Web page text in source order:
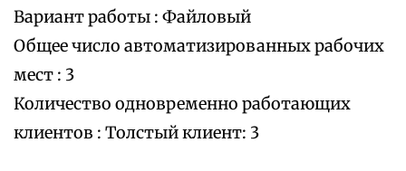
Вариант работы : Файловый
Общее число автоматизированных рабочих
мест : 3
Количество одновременно работающих
клиентов : Толстый клиент: 3